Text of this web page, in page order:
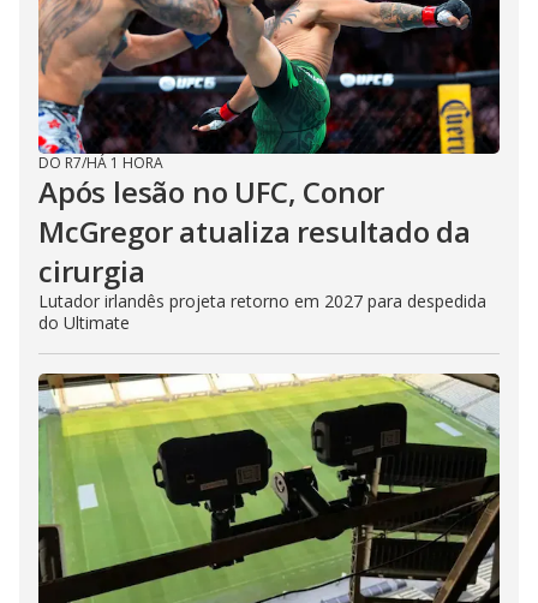
DO R7/HÁ 1 HORA
Após lesão no UFC, Conor
McGregor atualiza resultado da
cirurgia
Lutador irlandês projeta retorno em 2027 para despedida
do Ultimate